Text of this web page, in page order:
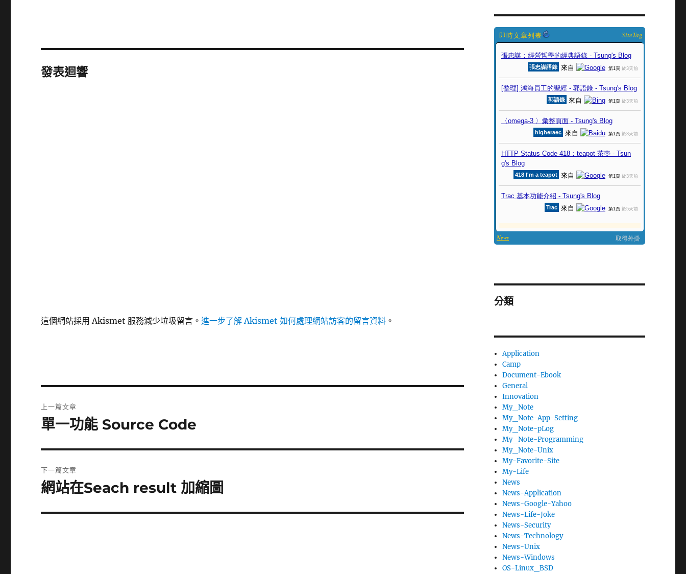
發表迴響
這個網站採用 Akismet 服務減少垃圾留言。進一步了解 Akismet 如何處理網站訪客的留言資料 。
章
上一篇文章
上
篇
文
章:
單一功能 Source Code
下一篇文章
下
篇
網站在Seach result 加縮圖
SiteTag
分類
Application
Camp
Document-Ebook
General
Innovation
My_Note
My_Note-App-Setting
My_Note-pLog
My_Note-Programming
My_Note-Unix
My-Favorite-Site
My-Life
News
News-Application
News-Google-Yahoo
News-Life-Joke
News-Security
News-Technology
News-Unix
News-Windows
OS-Linux_BSD